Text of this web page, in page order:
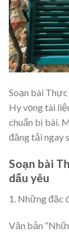
Soạn bài
Hy vọng tài
chuẩn bị bài.
đăng tải ngay
Soạn bài
dấu yêu
1. Những đặc
Văn bản